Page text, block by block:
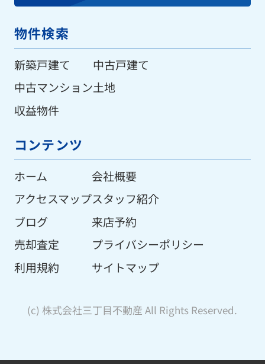
物件検索
新築戸建て
中古マンション
収益物件
中古戸建て
土地
コンテンツ
ホーム
アクセスマップ
ブログ
売却査定
利用規約
会社概要
スタッフ紹介
来店予約
プライバシーポリシー
サイトマップ
(c) 株式会社三丁目不動産 All Rights Reserved.